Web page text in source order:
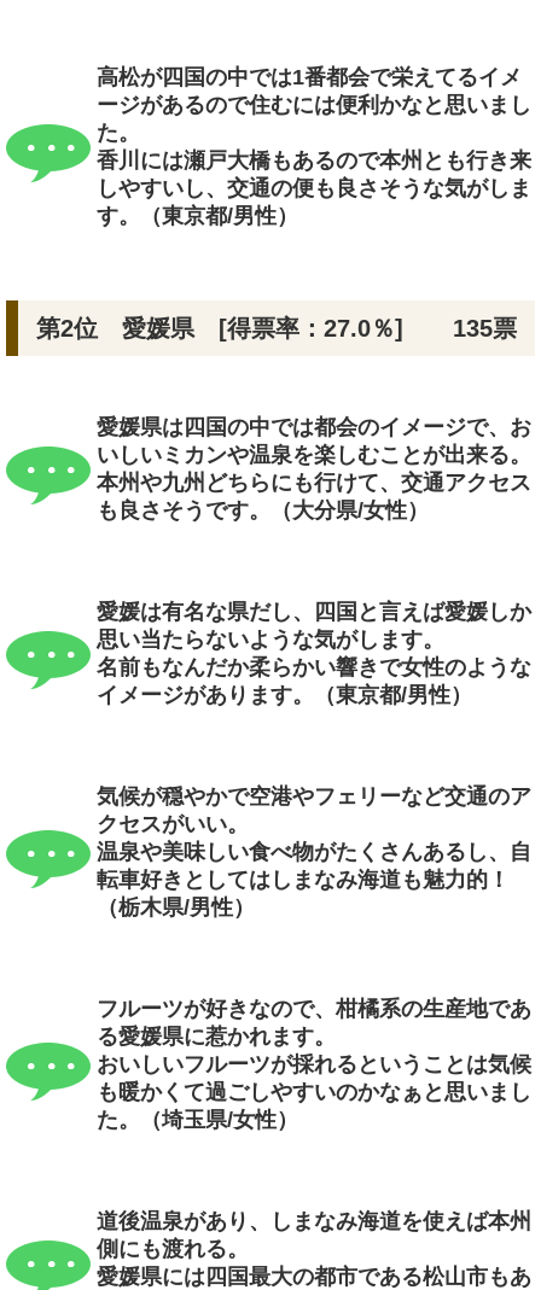
高松が四国の中では1番都会で栄えてるイメ
ージがあるので住むには便利かなと思いまし
た。
香川には瀬戸大橋もあるので本州とも行き来
しやすいし、交通の便も良さそうな気がしま
す。（東京都/男性）
第2位 愛媛県 [得票率：27.0％] 135票
愛媛県は四国の中では都会のイメージで、お
いしいミカンや温泉を楽しむことが出来る。
本州や九州どちらにも行けて、交通アクセス
も良さそうです。（大分県/女性）
愛媛は有名な県だし、四国と言えば愛媛しか
思い当たらないような気がします。
名前もなんだか柔らかい響きで女性のような
イメージがあります。（東京都/男性）
気候が穏やかで空港やフェリーなど交通のア
クセスがいい。
温泉や美味しい食べ物がたくさんあるし、自
転車好きとしてはしまなみ海道も魅力的！
（栃木県/男性）
フルーツが好きなので、柑橘系の生産地であ
る愛媛県に惹かれます。
おいしいフルーツが採れるということは気候
も暖かくて過ごしやすいのかなぁと思いまし
た。（埼玉県/女性）
道後温泉があり、しまなみ海道を使えば本州
側にも渡れる。
愛媛県には四国最大の都市である松山市もあ